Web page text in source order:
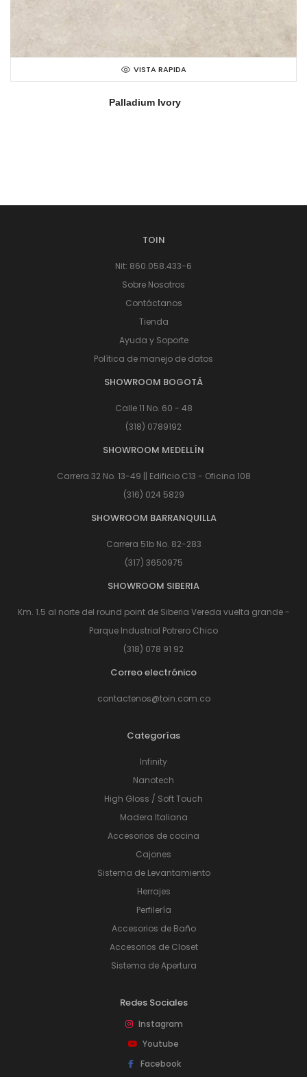
VISTA RAPIDA
Palladium Ivory
TOIN
Nit: 860.058.433-6
Sobre Nosotros
Contáctanos
Tienda
Ayuda y Soporte
Política de manejo de datos
SHOWROOM BOGOTÁ
Calle 11 No. 60 - 48
(318) 0789192
SHOWROOM MEDELLÍN
Carrera 32 No. 13-49 || Edificio C13 - Oficina 108
(316) 024 5829
SHOWROOM BARRANQUILLA
Carrera 51b No. 82-283
(317) 3650975
SHOWROOM SIBERIA
Km. 1.5 al norte del round point de Siberia Vereda vuelta grande -
Parque Industrial Potrero Chico
(318) 078 91 92
Correo electrónico
contactenos@toin.com.co
Categorías
Infinity
Nanotech
High Gloss / Soft Touch
Madera Italiana
Accesorios de cocina
Cajones
Sistema de Levantamiento
Herrajes
Perfilería
Accesorios de Baño
Accesorios de Closet
Sistema de Apertura
Redes Sociales
Instagram
Youtube
Facebook